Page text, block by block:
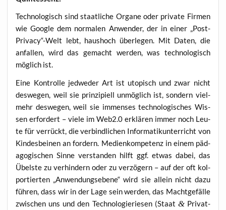
Tech­no­lo­gisch sind staat­li­che Orga­ne oder pri­va­te Fir­men
wie Goog­le dem nor­ma­len Anwen­der, der in einer „Post-
Privacy“-Welt lebt, haus­hoch über­le­gen. Mit Daten, die
anfal­len, wird das gemacht wer­den, was tech­no­lo­gisch
mög­lich ist.
Eine Kon­trol­le jed­we­der Art ist uto­pisch und zwar nicht
des­we­gen, weil sie prin­zi­pi­ell unmög­lich ist, son­dern viel­
mehr des­we­gen, weil sie immenses tech­no­lo­gi­sches Wis­
sen erfor­dert – vie­le im Web2.0 erklä­ren immer noch Leu­
te für ver­rückt, die ver­bind­li­chen Infor­ma­tik­un­ter­richt von
Kin­des­bei­nen an for­dern. Medi­en­kom­pe­tenz in einem päd­
ago­gi­schen Sin­ne ver­stan­den hilft ggf. etwas dabei, das
Übels­te zu ver­hin­dern oder zu ver­zö­gern – auf der oft kol­
por­tier­ten „Anwen­dungs­ebe­ne“ wird sie allein nicht dazu
füh­ren, dass wir in der Lage sein wer­den, das Macht­ge­fäl­le
zwi­schen uns und den Tech­no­lo­gie­rie­sen (Staat &Pri­vat­